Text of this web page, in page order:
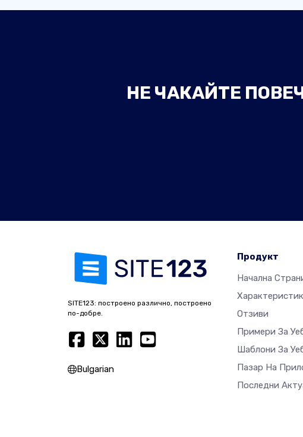
НЕ ЧАКАЙТЕ
SITE123: построено различно, построено
по-добре.
Bulgarian
Продукт
Начална
Отзиви
Примери За
Шаблони За
Пазар На
Последни